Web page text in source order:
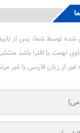
شده توسط شما، پس از
تهمت یا افترا باشد
غیر از زبان فارسی یا غیر